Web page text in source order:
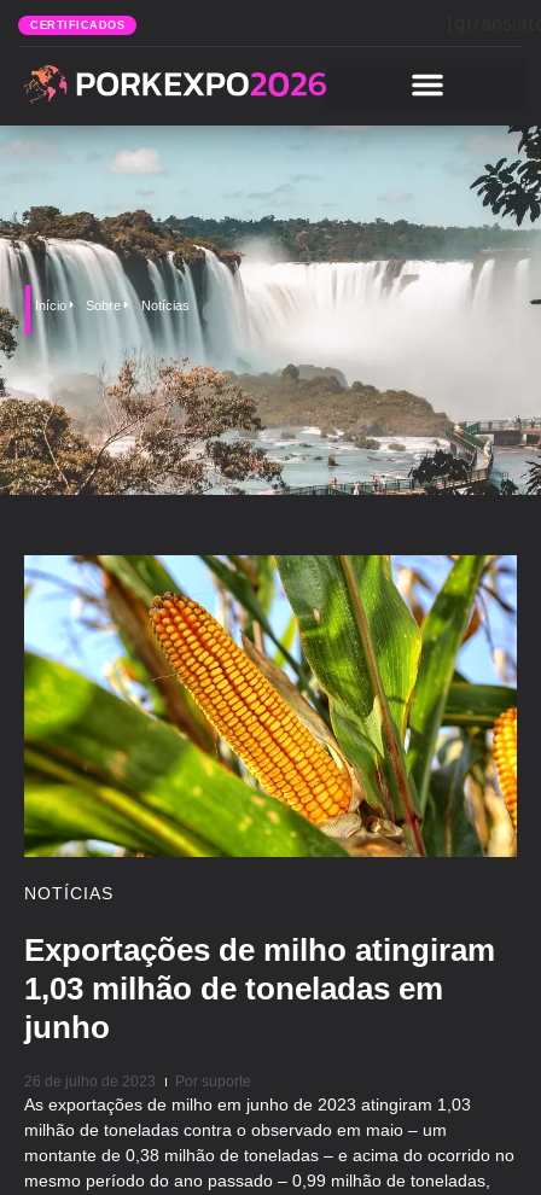
CERTIFICADOS
Início Sobre Notícias
NOTÍCIAS
Exportações de milho atingiram
1,03 milhão de toneladas em
junho
26 de julho de 2023 Por suporte
As exportações de milho em junho de 2023 atingiram 1,03
milhão de toneladas contra o observado em maio – um
montante de 0,38 milhão de toneladas – e acima do ocorrido no
mesmo período do ano passado – 0,99 milhão de toneladas,